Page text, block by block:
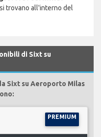
trovano all'interno del
di Sixt su
Sixt su Aeroporto Milas
PREMIUM